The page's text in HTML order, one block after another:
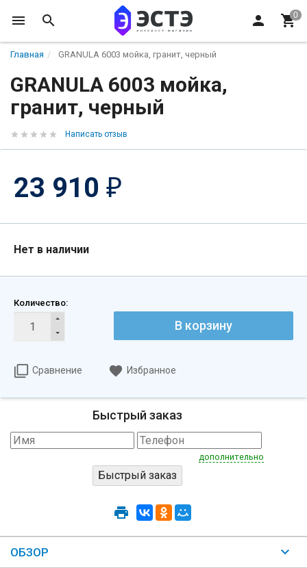
Главная GRANULA 6003 мойка, гранит, черный
GRANULA 6003 мойка,
гранит, черный
Написать отзыв
23 910 ₽
Нет в наличии
Количество:
В корзину
Сравнение Избранное
Быстрый заказ
дополнительно
ОБЗОР